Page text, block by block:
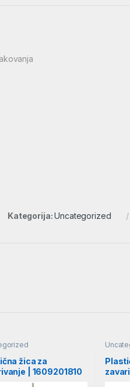
Kategorija:Uncategorized
žica za
| 1609201810